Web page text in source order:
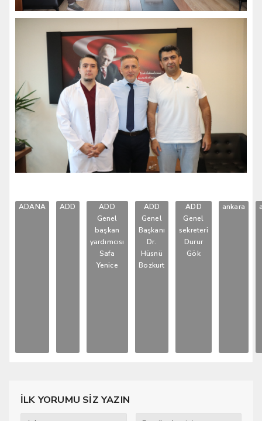
ADANA ADD
ADD
Genel
başkan
yardımcısı
Safa
Yenice
ADD
Genel
Başkanı
Dr.
Hüsnü
Bozkurt
ADD
Genel
sekreteri
Durur
Gök
ankara
İLK YORUMU SİZ YAZIN